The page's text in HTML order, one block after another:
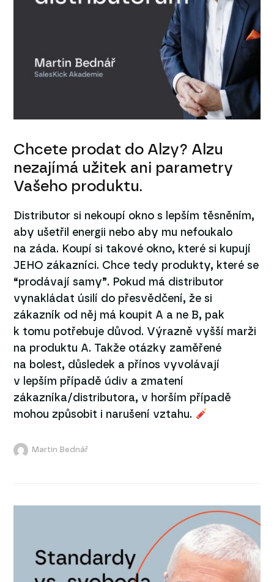
Chcete prodat do Alzy? Alzu
nezajímá užitek ani parametry
Vašeho produktu.
Distributor si nekoupí okno s lepším těsněním,
aby ušetřil energii nebo aby mu nefoukalo
na záda. Koupí si takové okno, které si kupují
JEHO zákazníci. Chce tedy produkty, které se
“prodávají samy”. Pokud má distributor
vynakládat úsilí do přesvědčení, že si
zákazník od něj má koupit A a ne B, pak
k tomu potřebuje důvod. Výrazně vyšší marži
na produktu A. Takže otázky zaměřené
na bolest, důsledek a přínos vyvolávají
v lepším případě údiv a zmatení
zákazníka/distributora, v horším případě
mohou způsobit i narušení vztahu.
Martin Bednář